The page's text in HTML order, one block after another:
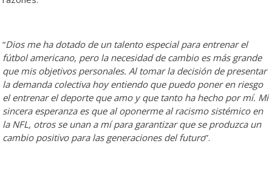
“Dios me ha dotado de un talento especial para entrenar el
fútbol americano, pero la necesidad de cambio es más grande
que mis objetivos personales. Al tomar la decisión de presentar
la demanda colectiva hoy entiendo que puedo poner en riesgo
el entrenar el deporte que amo y que tanto ha hecho por mí. Mi
sincera esperanza es que al oponerme al racismo sistémico en
la NFL, otros se unan a mí para garantizar que se produzca un
cambio positivo para las generaciones del futuro”.